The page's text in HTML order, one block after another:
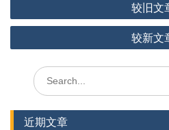
章
较旧文
较新文
Search
for:
近期文章